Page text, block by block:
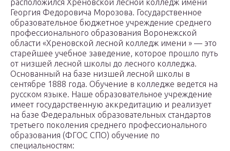
расположился Хреновской лесной колледж имени
Георгия Федоровича Морозова. Государственное
образовательное бюджетное учреждение среднего
профессионального образования Воронежской
области «Хреновской лесной колледж имени » — это
старейшее учебное заведение, которое прошло путь
от низшей лесной школы до лесного колледжа.
Основанный на базе низшей лесной школы в
сентябре 1888 года. Обучение в колледже ведется на
русском языке. Наше образовательное учреждение
имеет государственную аккредитацию и реализует
на базе Федеральных образовательных стандартов
третьего поколения среднего профессионального
образования (ФГОС СПО) обучение по
специальностям: